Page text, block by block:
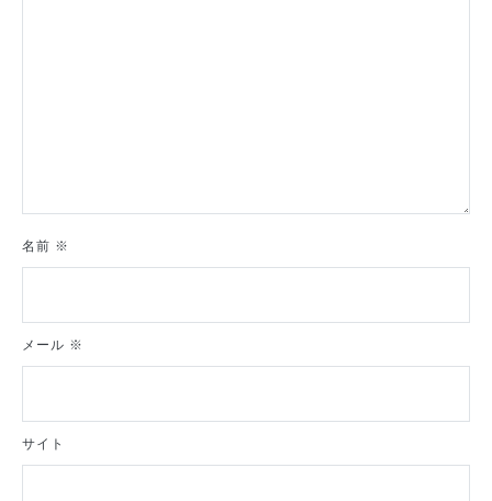
名前 ※
メール ※
サイト